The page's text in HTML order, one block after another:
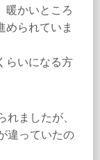
暖かいところ
められていま
らいになる方
ましたが、
違っていたの